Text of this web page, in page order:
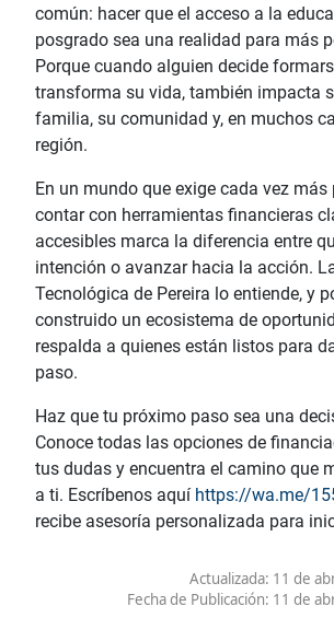
común: hacer que el acceso a la
posgrado sea una realidad para más
Porque cuando alguien decide
transforma su vida, también impacta
familia, su comunidad y, en muchos
región.
En un mundo que exige cada vez más
contar con herramientas financieras
accesibles marca la diferencia entre
intención o avanzar hacia la acción.
Tecnológica de Pereira lo entiende, y
construido un ecosistema de
respalda a quienes están listos para
paso.
Haz que tu próximo paso sea una
Conoce todas las opciones de
tus dudas y encuentra el camino que
a ti. Escríbenos aquí https://wa.me/
recibe asesoría personalizada para
Actualizada: 11 de
Fecha de Publicación: 11 de